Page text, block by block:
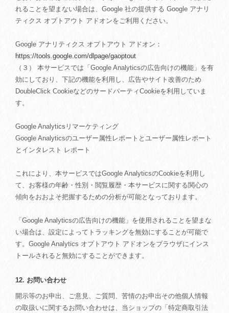
れることを望まない場合は、Google 社の提供する Google アナリ
ティクス オプトアウト アドオンをご利用ください。
Google アナリティクス オプトアウト アドオン：
https://tools.google.com/dlpage/gaoptout
（３） 本サービスでは「Google Analyticsの広告向けの機能」を有
効にしており、下記の機能を利用し、広告やサイト改善のため
DoubleClick CookieなどのサードパーティCookieを利用していま
す。
Google Analyticsリマーケティング
Google Analyticsのユーザー属性レポートとユーザー属性レポート
とインタレスト レポート
これにより、本サービスではGoogle AnalyticsのCookieを利用し
て、お客様の年齢・性別・閲覧履歴・本サービスに関する関心の
傾向をおおよそ把握するための分析が可能となっております。
「Google Analyticsの広告向けの機能」を使用されることを望まな
い場合は、設定によってトラッキングを無効にすることが可能で
す。Google Analytics オプトアウト アドオンをブラウザにインス
トールされると無効にすることができます。
12. お問い合わせ
開示等のお申出、ご意見、ご質問、苦情のお申出その他個人情報
の取扱いに関するお問い合わせは、当ショップの「特定商取引法